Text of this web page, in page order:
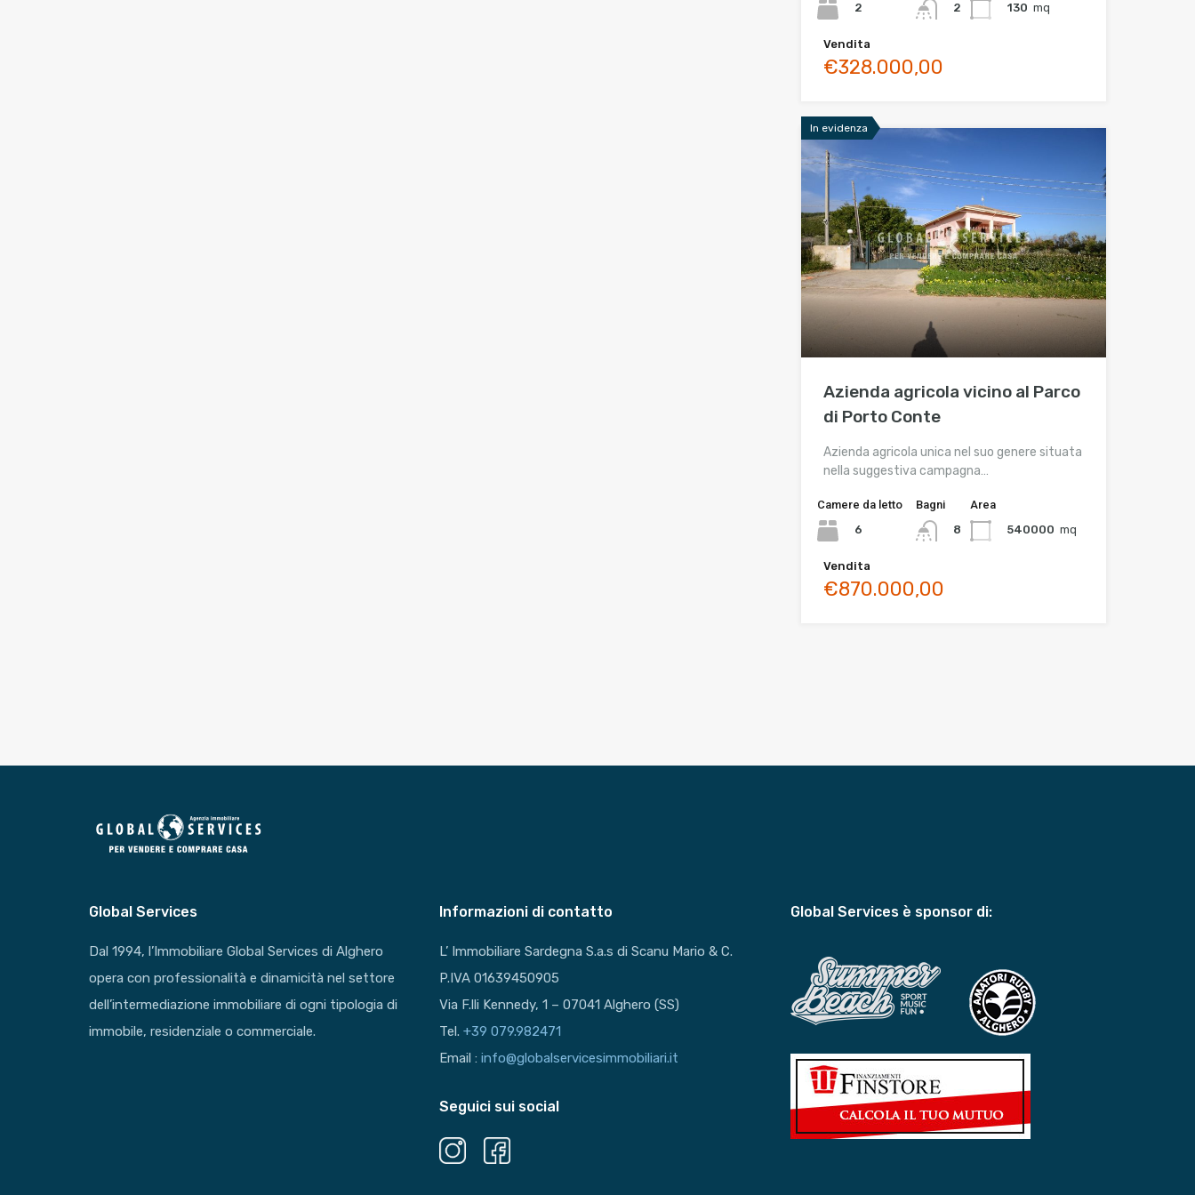
2 2 130 mq
Vendita
€328.000,00
In evidenza
Azienda agricola vicino al Parco
di Porto Conte
Azienda agricola unica nel suo genere situata
nella suggestiva campagna…
Camere da letto
6
Bagni
8
Area
540000 mq
Vendita
€870.000,00
Global Services
Dal 1994, l’Immobiliare Global Services di Alghero
opera con professionalità e dinamicità nel settore
dell’intermediazione immobiliare di ogni tipologia di
immobile, residenziale o commerciale.
Informazioni di contatto
L’ Immobiliare Sardegna S.a.s di Scanu Mario & C.
P.IVA 01639450905
Via F.lli Kennedy, 1 – 07041 Alghero (SS)
Tel.+39 079.982471
Email :info@globalservicesimmobiliari.it
Seguici sui social
Global Services è sponsor di: